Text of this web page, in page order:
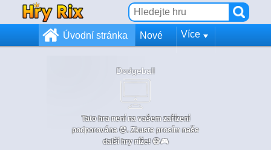
Úvodní stránka Nové Více
Dodgeball
Tato hra není na vašem zařízení
podporována 😞. Zkuste prosím naše
další hry níže! 😄🎮